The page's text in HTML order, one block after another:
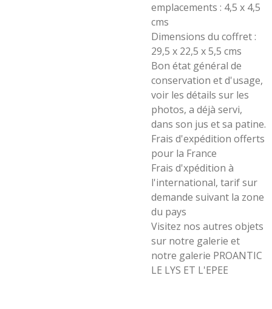
emplacements : 4,5 x 4,5
cms
Dimensions du coffret :
29,5 x 22,5 x 5,5 cms
Bon état général de
conservation et d'usage,
voir les détails sur les
photos, a déjà servi,
dans son jus et sa patine.
Frais d'expédition offerts
pour la France
Frais d'xpédition à
l'international, tarif sur
demande suivant la zone
du pays
Visitez nos autres objets
sur notre galerie et
notre galerie PROANTIC
LE LYS ET L'EPEE